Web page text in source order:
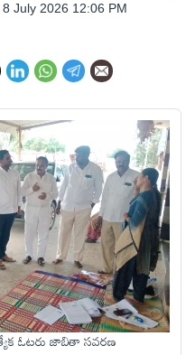
8 July 2026 12:06 PM
ఓటరు జాబితా సవరణ